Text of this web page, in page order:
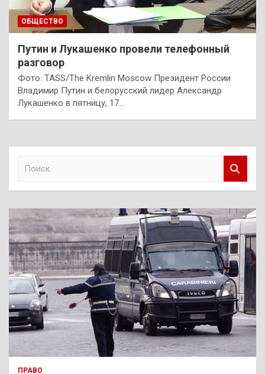
ОБЩЕСТВО
Путин и Лукашенко провели телефонный
разговор
Фото: TASS/The Kremlin Moscow Президент России
Владимир Путин и белорусский лидер Александр
Лукашенко в пятницу, 17…
к
ПРАВО